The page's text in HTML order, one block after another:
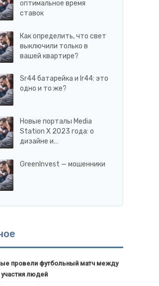
оптимальное время
ставок
Как определить, что свет
выключили только в
вашей квартире?
Sr44 батарейка и lr44: это
одно и то же?
Новые порталы Media
Station X 2023 года: о
дизайне и…
GreenInvest — мошенники
провели футбольный матч между
людей